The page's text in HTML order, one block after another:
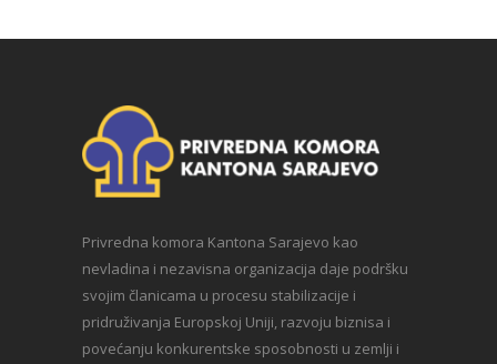
Privredna komora Kantona Sarajevo kao
nevladina i nezavisna organizacija daje podršku
svojim članicama u procesu stabilizacije i
pridruživanja Europskoj Uniji, razvoju biznisa i
povećanju konkurentske sposobnosti u zemlji i